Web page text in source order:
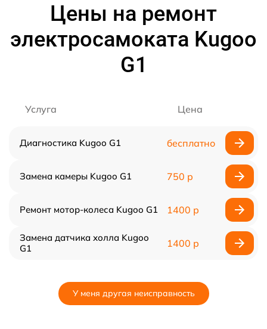
Цены на ремонт
электросамоката Kugoo
G1
Услуга Цена
Диагностика Kugoo G1 бесплатно
Замена камеры Kugoo G1 750 р
Ремонт мотор-колеса Kugoo G1 1400 р
Замена датчика холла Kugoo
G1
1400 р
У меня другая неисправность